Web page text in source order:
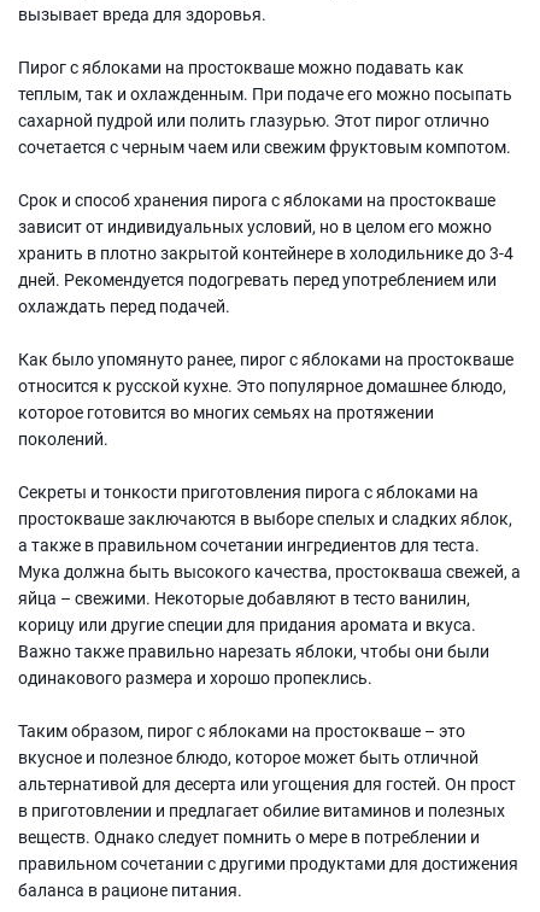
вызывает вреда для здоровья.
Пирог с яблоками на простокваше можно подавать как
теплым, так и охлажденным. При подаче его можно посыпать
сахарной пудрой или полить глазурью. Этот пирог отлично
сочетается с черным чаем или свежим фруктовым компотом.
Срок и способ хранения пирога с яблоками на простокваше
зависит от индивидуальных условий, но в целом его можно
хранить в плотно закрытой контейнере в холодильнике до 3-4
дней. Рекомендуется подогревать перед употреблением или
охлаждать перед подачей.
Как было упомянуто ранее, пирог с яблоками на простокваше
относится к русской кухне. Это популярное домашнее блюдо,
которое готовится во многих семьях на протяжении
поколений.
Секреты и тонкости приготовления пирога с яблоками на
простокваше заключаются в выборе спелых и сладких яблок,
а также в правильном сочетании ингредиентов для теста.
Мука должна быть высокого качества, простокваша свежей, а
яйца – свежими. Некоторые добавляют в тесто ванилин,
корицу или другие специи для придания аромата и вкуса.
Важно также правильно нарезать яблоки, чтобы они были
одинакового размера и хорошо пропеклись.
Таким образом, пирог с яблоками на простокваше – это
вкусное и полезное блюдо, которое может быть отличной
альтернативой для десерта или угощения для гостей. Он прост
в приготовлении и предлагает обилие витаминов и полезных
веществ. Однако следует помнить о мере в потреблении и
правильном сочетании с другими продуктами для достижения
баланса в рационе питания.